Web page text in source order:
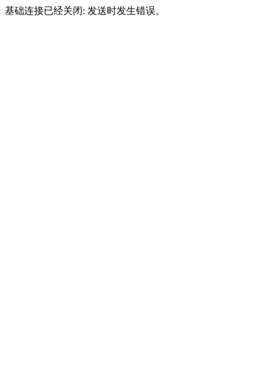
基础连接已经关闭: 发送时发生错误。